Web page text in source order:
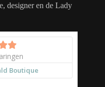
designer en de Lady